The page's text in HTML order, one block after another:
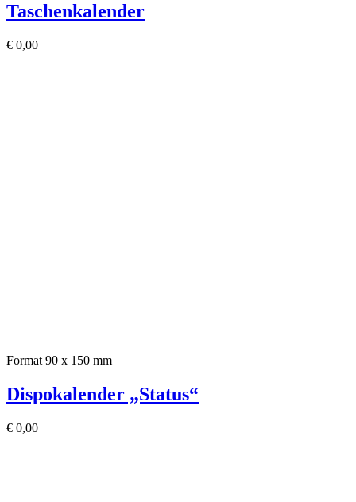
Taschenkalender
€ 0,00
Format 90 x 150 mm
Dispokalender „Status“
€ 0,00